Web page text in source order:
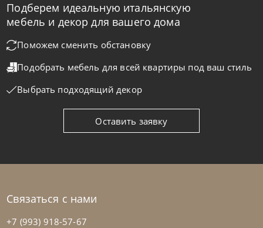
по запросу
Samoa
На заказ 45-90 дн
на выбор на выбор
Подберем идеальную итальянскую
мебель и декор для вашего дома
Поможем сменить обстановку
Подобрать мебель для всей квартиры под ваш стиль
Выбрать подходящий декор
Оставить заявку
Связаться с нами
+7 (993) 918-57-67